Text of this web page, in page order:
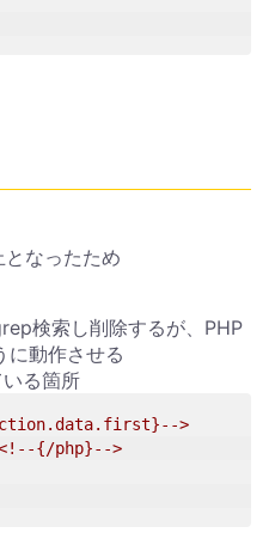
となったため
検索し削除するが、PHP
に動作させる
る箇所
>
{/php}-->